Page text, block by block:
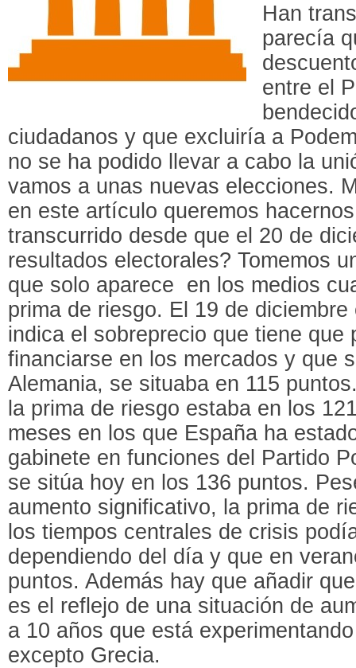
Han
parecía
entre el
ciudadanos y que excluiría a
no se ha podido llevar a cabo la
vamos a unas nuevas elecciones.
en este artículo queremos
transcurrido desde que el 20 de
resultados electorales? Tomemos
que solo aparece en los medios
prima de riesgo. El 19 de
indica el sobreprecio que tiene que
financiarse en los mercados y que
Alemania, se situaba en 115
la prima de riesgo estaba en los
meses en los que España ha
gabinete en funciones del Partido
se sitúa hoy en los 136 puntos.
aumento significativo, la prima de
los tiempos centrales de crisis
dependiendo del día y que en
puntos. Además hay que añadir
es el reflejo de una situación de
a 10 años que está
excepto Grecia.